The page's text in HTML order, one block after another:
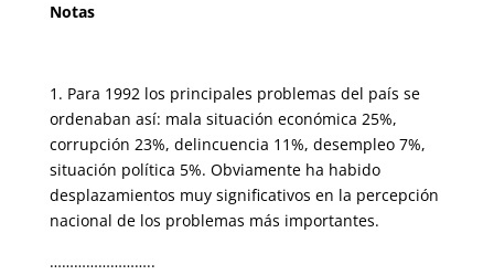
Notas
1. Para 1992 los principales problemas del país se
ordenaban así: mala situa­ción económica 25%,
corrupción 23%, delincuencia 11%, desempleo 7%,
situa­ción política 5%. Obviamente ha habido
desplazamientos muy significativos en la percepción
nacional de los problemas más importantes.
……………………..